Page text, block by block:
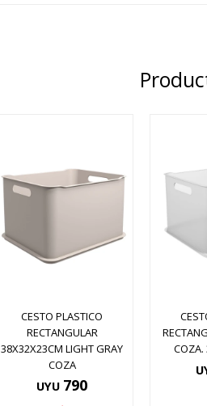
CESTO PLASTICO
RECTANGULAR
38X32X23CM LIGHT GRAY
COZA
UYU 790
COZA.